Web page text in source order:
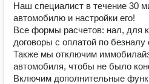
Наш специалист в течение 30
автомобилю и настройки его!
Все формы расчетов: нал, для
договоры с оплатой по
Также мы отключим
автомобиля, чтобы не было
Включим дополнительные